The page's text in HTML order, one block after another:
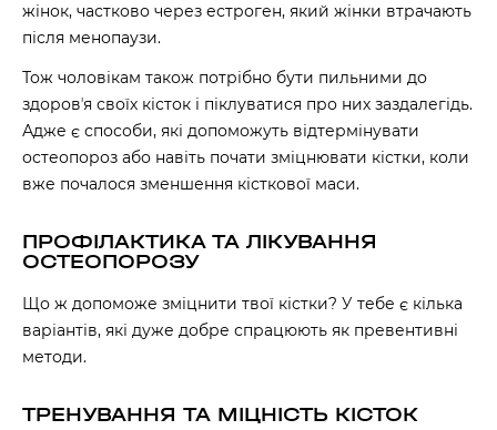
жінок, частково через естроген, який жінки втрачають
після менопаузи.
Тож чоловікам також потрібно бути пильними до
здоровʼя своїх кісток і піклуватися про них заздалегідь.
Адже є способи, які допоможуть відтермінувати
остеопороз або навіть почати зміцнювати кістки, коли
вже почалося зменшення кісткової маси.
ПРОФІЛАКТИКА ТА ЛІКУВАННЯ
ОСТЕОПОРОЗУ
Що ж допоможе зміцнити твої кістки? У тебе є кілька
варіантів, які дуже добре спрацюють як превентивні
методи.
ТРЕНУВАННЯ ТА МІЦНІСТЬ КІСТОК